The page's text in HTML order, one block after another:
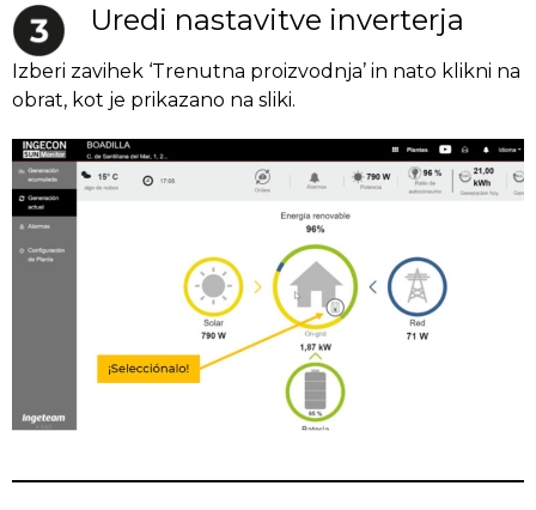
Uredi nastavitve inverterja
Izberi zavihek ‘Trenutna proizvodnja’ in nato klikni na
obrat, kot je prikazano na sliki.